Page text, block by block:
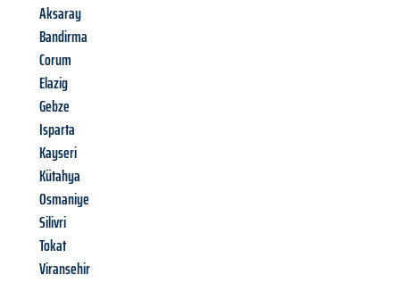
Aksaray
Bandirma
Corum
Elazig
Gebze
Isparta
Kayseri
Kütahya
Osmaniye
Silivri
Tokat
Viransehir